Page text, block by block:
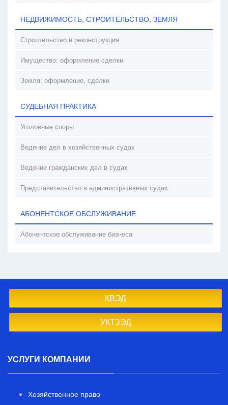
НЕДВИЖИМОСТЬ, СТРОИТЕЛЬСТВО, ЗЕМЛЯ
Строительство и реконструкция
Имущество: оформление сделки
Земля: оформление, сделки
СУДЕБНАЯ ПРАКТИКА
Уголовные споры
Ведение дел в хозяйственных судах
Ведение гражданских дел в судах
Представительство в административных судах
АБОНЕНТСКОЕ ОБСЛУЖИВАНИЕ
Абонентское обслуживание бизнеса
КВЭД
УКТЗЭД
УСЛУГИ КОМПАНИИ
Хозяйственное право